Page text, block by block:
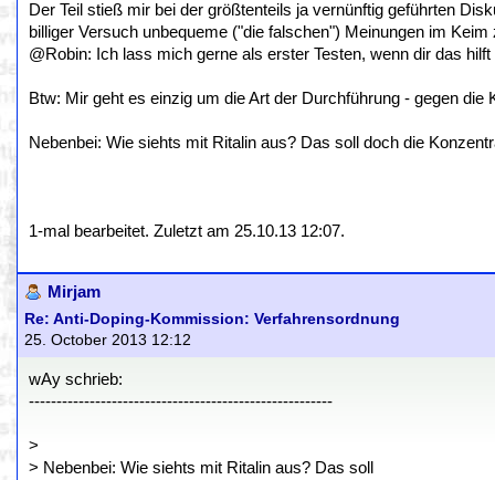
Der Teil stieß mir bei der größtenteils ja vernünftig geführten
billiger Versuch unbequeme ("die falschen") Meinungen im
@Robin: Ich lass mich gerne als erster Testen, wenn dir das
Btw: Mir geht es einzig um die Art der Durchführung - gegen die
Nebenbei: Wie siehts mit Ritalin aus? Das soll doch die
1-mal bearbeitet. Zuletzt am 25.10.13 12:07.
Mirjam
Re: Anti-Doping-Kommission: Verfahrensordnung
25. October 2013 12:12
wAy schrieb:
-------------------------------------------------------
>
> Nebenbei: Wie siehts mit Ritalin aus? Das soll